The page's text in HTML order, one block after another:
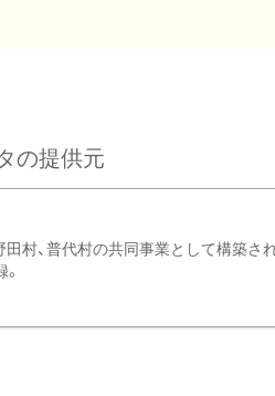
の提供元
村、普代村の共同事業として構築さ